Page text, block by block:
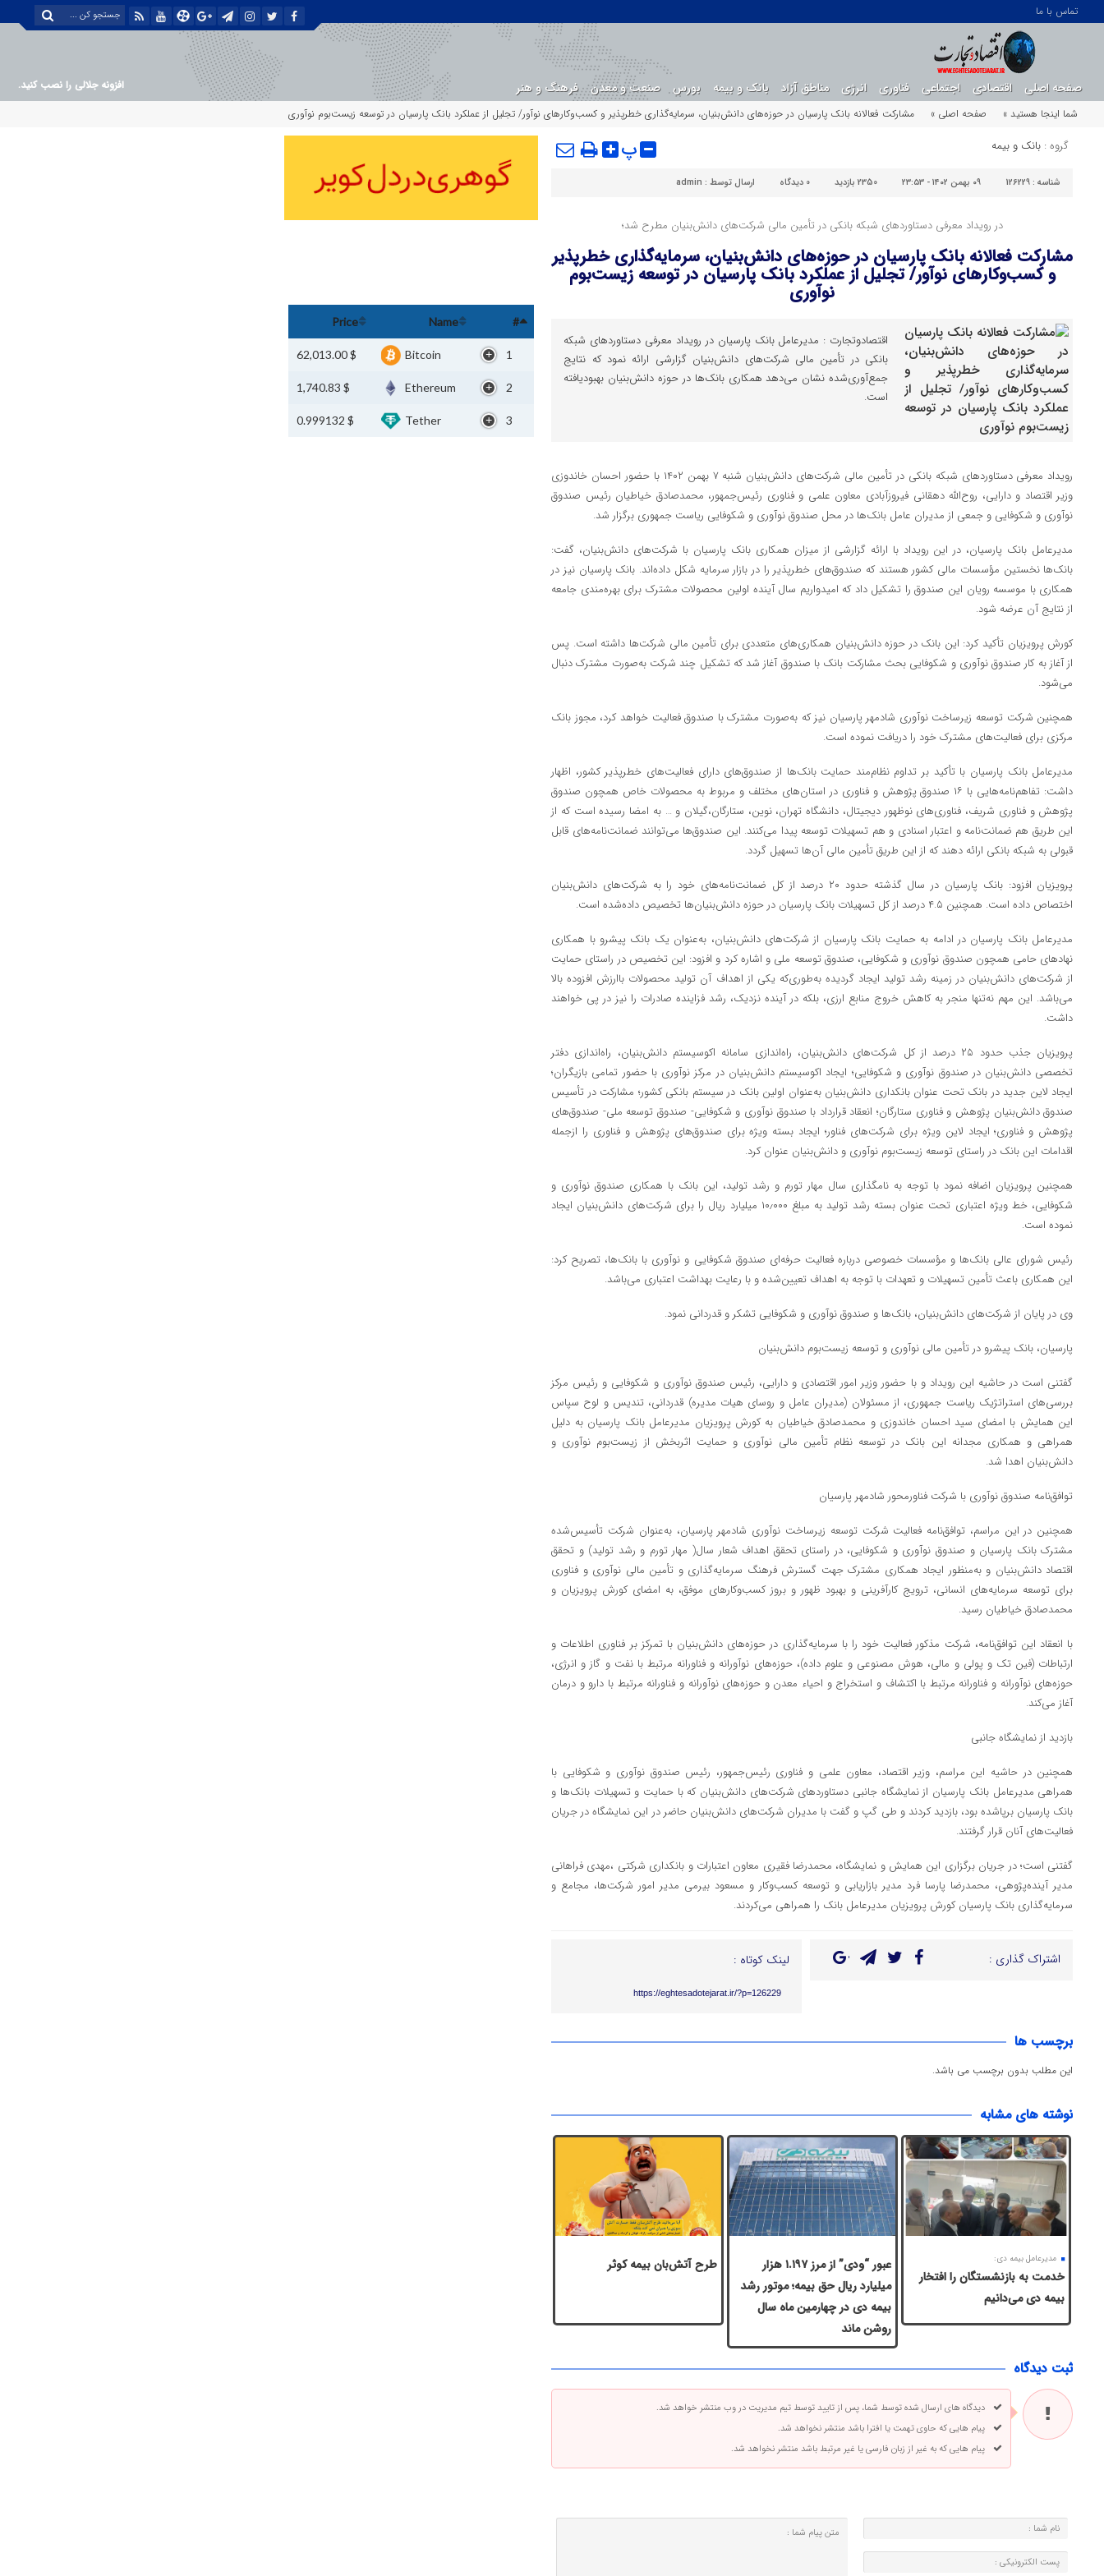
تماس با ما
صفحه اصلی اقتصادی اجتماعی فناوری انرژی مناطق آزاد بانک و بیمه بورس صنعت و معدن فرهنگ و هنر
افزونه جلالی را نصب کنید.
شما اینجا هستید »
صفحه اصلی » مشارکت فعالانه بانک پارسیان در حوزه‌های دانش‌بنیان، سرمایه‌گذاری خطر‌پذیر و کسب‌و‌کار‌های نوآور/ تجلیل از عملکرد بانک پارسیان در توسعه زیست‌بوم نوآوری
گروه : بانک و بیمه پ
شناسه : 126229 ۰۹ بهمن ۱۴۰۲ - ۲۳:۵۳ 2350 بازدید 0 دیدگاه ارسال توسط : admin
در رویداد معرفی دستاورد‌های شبکه بانکی در تأمین مالی شرکت‌های دانش‌بنیان مطرح شد؛
مشارکت فعالانه بانک پارسیان در حوزه‌های دانش‌بنیان، سرمایه‌گذاری خطر‌پذیر
و کسب‌و‌کار‌های نوآور/ تجلیل از عملکرد بانک پارسیان در توسعه زیست‌بوم
نوآوری
اقتصادوتجارت : مدیرعامل بانک پارسیان در رویداد معرفی دستاوردهای شبکه
بانکی در تأمین مالی شرکت‌های دانش‌بنیان گزارشی ارائه نمود که نتایج
جمع‌آوری‌شده نشان می‌دهد همکاری بانک‌ها در حوزه دانش‌بنیان بهبودیافته
است.
رویداد معرفی دستاوردهای شبکه بانکی در تأمین مالی شرکت‌های دانش‌بنیان شنبه ۷ بهمن ۱۴۰۲ با حضور احسان خاندوزی
وزیر اقتصاد و دارایی، روح‌الله دهقانی فیروزآبادی معاون علمی و فناوری رئیس‌جمهور، محمدصادق خیاطیان رئیس صندوق
نوآوری و شکوفایی و جمعی از مدیران عامل بانک‌ها در محل صندوق نوآوری و شکوفایی ریاست جمهوری برگزار شد.
مدیرعامل بانک پارسیان، در این رویداد با ارائه گزارشی از میزان همکاری بانک‌ پارسیان با شرکت‌های دانش‌بنیان، گفت:
بانک‌ها نخستین مؤسسات مالی کشور هستند که صندوق‌های خطرپذیر را در بازار سرمایه شکل داده‌اند. بانک پارسیان نیز در
همکاری با موسسه رویان این صندوق را تشکیل داد که امیدواریم سال آینده اولین محصولات مشترک برای بهره‌مندی جامعه
از نتایج آن عرضه شود.
کورش پرویزیان تأکید کرد: این بانک در حوزه دانش‌بنیان همکاری‌های متعددی برای تأمین مالی شرکت‌ها داشته است. پس
از آغاز به کار صندوق نوآوری و شکوفایی بحث مشارکت بانک با صندوق آغاز شد که تشکیل چند شرکت به‌صورت مشترک دنبال
می‌شود.
همچنین شرکت توسعه زیرساخت نوآوری شادمهر پارسیان نیز که به‌صورت مشترک با صندوق فعالیت خواهد کرد، مجوز بانک
مرکزی برای فعالیت‌های مشترک خود را دریافت نموده است.
مدیرعامل بانک پارسیان با تأکید بر تداوم نظام‌مند حمایت بانک‌ها از صندوق‌های دارای فعالیت‌های خطرپذیر کشور، اظهار
داشت: تفاهم‌نامه‌هایی با ۱۶ صندوق پژوهش و فناوری در استان‌های مختلف و مربوط به محصولات خاص همچون صندوق
پژوهش و فناوری شریف، فناوری‌های نوظهور دیجیتال، دانشگاه تهران، نوین، ستارگان،گیلان و … به امضا رسیده است که از
این طریق هم ضمانت‌نامه و اعتبار اسنادی و هم تسهیلات توسعه پیدا می‌کنند. این صندوق‌ها می‌توانند ضمانت‌نامه‌های قابل
قبولی به شبکه بانکی ارائه دهند که از این طریق تأمین مالی آن‌ها تسهیل گردد.
پرویزیان افزود: بانک پارسیان در سال گذشته حدود ۲۰ درصد از کل ضمانت‌نامه‌های خود را به شرکت‌های دانش‌بنیان
اختصاص داده است. همچنین ۴.۵ درصد از کل تسهیلات بانک پارسیان در حوزه دانش‌بنیان‌ها تخصیص داده‌شده است.
مدیرعامل بانک پارسیان در ادامه به حمایت بانک پارسیان از شرکت‌های دانش‌بنیان، به‌عنوان یک بانک پیشرو با همکاری
نهادهای حامی همچون صندوق نوآوری و شکوفایی، صندوق توسعه ملی و اشاره کرد و افزود: این تخصیص در راستای حمایت
از شرکت‌های دانش‌بنیان در زمینه رشد تولید ایجاد گردیده به‌طوری‌که یکی از اهداف آن تولید محصولات باارزش افزوده بالا
می‌باشد. این مهم نه‌تنها منجر به کاهش خروج منابع ارزی، بلکه در آینده نزدیک، رشد فزاینده صادرات را نیز در پی خواهند
داشت.
پرویزیان جذب حدود ۲۵ درصد از کل شرکت‌های دانش‌بنیان، راه‌اندازی سامانه اکوسیستم دانش‌بنیان، راه‌اندازی دفتر
تخصصی دانش‌بنیان در صندوق نوآوری و شکوفایی؛ ایجاد اکوسیستم دانش‌بنیان در مرکز نوآوری با حضور تمامی بازیگران؛
ایجاد لاین جدید در بانک تحت عنوان بانکداری دانش‌بنیان به‌عنوان اولین بانک در سیستم بانکی کشور؛ مشارکت در تأسیس
صندوق دانش‌بنیان پژوهش و فناوری ستارگان؛ انعقاد قرارداد با صندوق نوآوری و شکوفایی- صندوق توسعه ملی- صندوق‌های
پژوهش و فناوری؛ ایجاد لاین ویژه برای شرکت‌های فناور؛ ایجاد بسته ویژه برای صندوق‌های پژوهش و فناوری را ازجمله
اقدامات این بانک در راستای توسعه زیست‌بوم نوآوری و دانش‌بنیان عنوان کرد.
همچنین پرویزیان اضافه نمود با توجه به نامگذاری سال مهار تورم و رشد تولید، این بانک با همکاری صندوق نوآوری و
شکوفایی، خط ویژه اعتباری تحت عنوان بسته رشد تولید به مبلغ ۱۰٫۰۰۰ میلیارد ریال را برای شرکت‌های دانش‌بنیان ایجاد
نموده است.
رئیس شورای عالی بانک‌ها و مؤسسات خصوصی درباره فعالیت حرفه‌ای صندوق شکوفایی و نوآوری با بانک‌ها، تصریح کرد:
این همکاری باعث تأمین تسهیلات و تعهدات با توجه به اهداف تعیین‌شده و با رعایت بهداشت اعتباری می‌باشد.
وی در پایان از شرکت‌های دانش‌بنیان، بانک‌ها و صندوق نوآوری و شکوفایی تشکر و قدردانی نمود.
پارسیان، بانک پیشرو در تأمین مالی نوآوری و توسعه زیست‌بوم دانش‌بنیان
گفتنی است در حاشیه این رویداد و با حضور وزیر امور اقتصادی و دارایی، رئیس صندوق نوآوری و شکوفایی و رئیس مرکز
بررسی‌های استراتژیک ریاست جمهوری، از مسئولان (مدیران عامل و روسای هیات مدیره) قدردانی، تندیس و لوح سپاس
این همایش با امضای سید احسان خاندوزی و محمدصادق خیاطیان به کورش پرویزیان مدیرعامل بانک پارسیان به دلیل
همراهی و همکاری مجدانه این بانک در توسعه نظام تأمین مالی نوآوری و حمایت اثربخش از زیست‌بوم نوآوری و
دانش‌بنیان اهدا شد.
توافق‌نامه صندوق نوآوری با شرکت فناورمحور شادمهر پارسیان
همچنین در این مراسم، توافق‌نامه فعالیت شرکت توسعه زیرساخت نوآوری شادمهر پارسیان، به‌عنوان شرکت تأسیس‌شده
مشترک بانک پارسیان و صندوق نوآوری و شکوفایی، در راستای تحقق اهداف شعار سال( مهار تورم و رشد تولید) و تحقق
اقتصاد دانش‌بنیان و به‌منظور ایجاد همکاری مشترک جهت گسترش فرهنگ سرمایه‌گذاری و تأمین مالی نوآوری و فناوری
برای توسعه سرمایه‌های انسانی، ترویج کارآفرینی و بهبود ظهور و بروز کسب‌وکارهای موفق، به امضای کورش پرویزیان و
محمدصادق خیاطیان رسید.
با انعقاد این توافق‌نامه، شرکت مذکور فعالیت خود را با سرمایه‌گذاری در حوزه‌های دانش‌بنیان با تمرکز بر فناوری اطلاعات و
ارتباطات (فین تک و پولی و مالی، هوش مصنوعی و علوم داده)، حوزه‌های نوآورانه و فناورانه مرتبط با نفت و گاز و انرژی،
حوزه‌های نوآورانه و فناورانه مرتبط با اکتشاف و استخراج و احیاء معدن و حوزه‌های نوآورانه و فناورانه مرتبط با دارو و درمان
آغاز می‌کند.
بازدید از نمایشگاه جانبی
همچنین در حاشیه این مراسم، وزیر اقتصاد، معاون علمی و فناوری رئیس‌جمهور، رئیس صندوق نوآوری و شکوفایی با
همراهی مدیرعامل بانک پارسیان از نمایشگاه جانبی دستاوردهای شرکت‌های دانش‌بنیان که با حمایت و تسهیلات بانک‌ها و
بانک پارسیان برپاشده بود، بازدید کردند و طی گپ و گفت با مدیران شرکت‌های دانش‌بنیان حاضر در این نمایشگاه در جریان
فعالیت‌های آنان قرار گرفتند.
گفتنی است؛ در جریان برگزاری این همایش و نمایشگاه، محمدرضا فقیری معاون اعتبارات و بانکداری شرکتی ،مهدی فراهانی
مدیر آینده‌پژوهی، محمدرضا پارسا فرد مدیر بازاریابی و توسعه کسب‌وکار و مسعود بیرمی مدیر امور شرکت‌ها، مجامع و
سرمایه‌گذاری بانک پارسیان کورش پرویزیان مدیرعامل بانک را همراهی می‌کردند.
اشتراک گذاری : لینک کوتاه :
https://eghtesadotejarat.ir/?p=126229
برچسب ها
این مطلب بدون برچسب می باشد.
نوشته های مشابه
مدیرعامل بیمه دی:
خدمت به بازنشستگان‌ را افتخار
بیمه دی می‌دانیم
عبور “ودی” از مرز ۱.۱۹۷ هزار
میلیارد ریال حق بیمه؛ موتور رشد
بیمه دی در چهارمین ماه سال
روشن ماند
طرح آتش‌بان بیمه کوثر
ثبت دیدگاه
دیدگاه های ارسال شده توسط شما، پس از تایید توسط تیم مدیریت در وب منتشر خواهد شد.
پیام هایی که حاوی تهمت یا افترا باشد منتشر نخواهد شد.
پیام هایی که به غیر از زبان فارسی یا غیر مرتبط باشد منتشر نخواهد شد.
#
Name
Price
1
Bitcoin
$ 62,013.00
2
Ethereum
$ 1,740.83
3
Tether
$ 0.999132